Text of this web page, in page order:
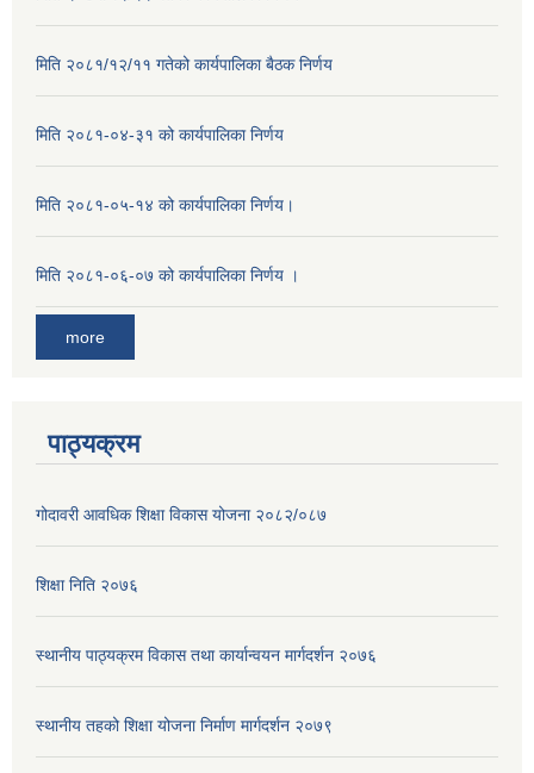
मिति २०८१/१२/११ गतेको कार्यपालिका बैठक निर्णय
मिति २०८१-०४-३१ को कार्यपालिका निर्णय
मिति २०८१-०५-१४ को कार्यपालिका निर्णय।
मिति २०८१-०६-०७ को कार्यपालिका निर्णय ।
more
पाठ्यक्रम
गोदावरी आवधिक शिक्षा विकास योजना २०८२/०८७
शिक्षा निति २०७६
स्थानीय पाठ्यक्रम विकास तथा कार्यान्वयन मार्गदर्शन २०७६
स्थानीय तहको शिक्षा योजना निर्माण मार्गदर्शन २०७९